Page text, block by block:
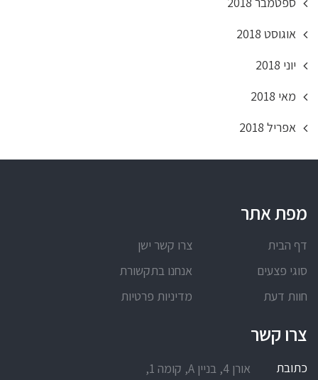
אוגוסט 2018
יוני 2018
מאי 2018
אפריל 2018
מפת אתר
דף הבית
צרו קשר ישן
סוגי פצעים
אנחנו בתקשורת
חוות דעת
מדיניות פרטיות
צרו קשר
כתובת אורן 4, בניין A, קומה 1,